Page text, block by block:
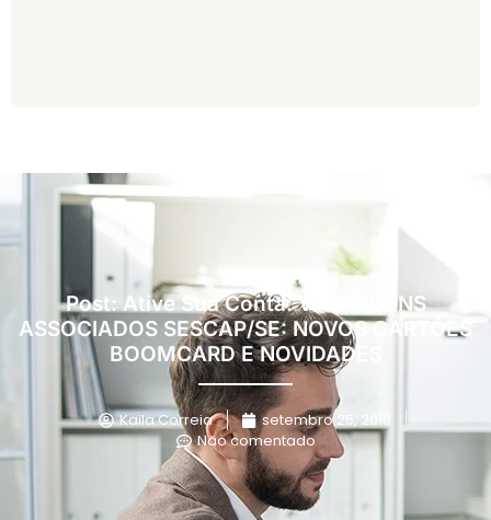
Post: Ative Sua Conta: VANTAGENS
ASSOCIADOS SESCAP/SE: NOVOS CARTÕES
BOOMCARD E NOVIDADES
Kaila Correia
setembro 25, 2018
Não comentado